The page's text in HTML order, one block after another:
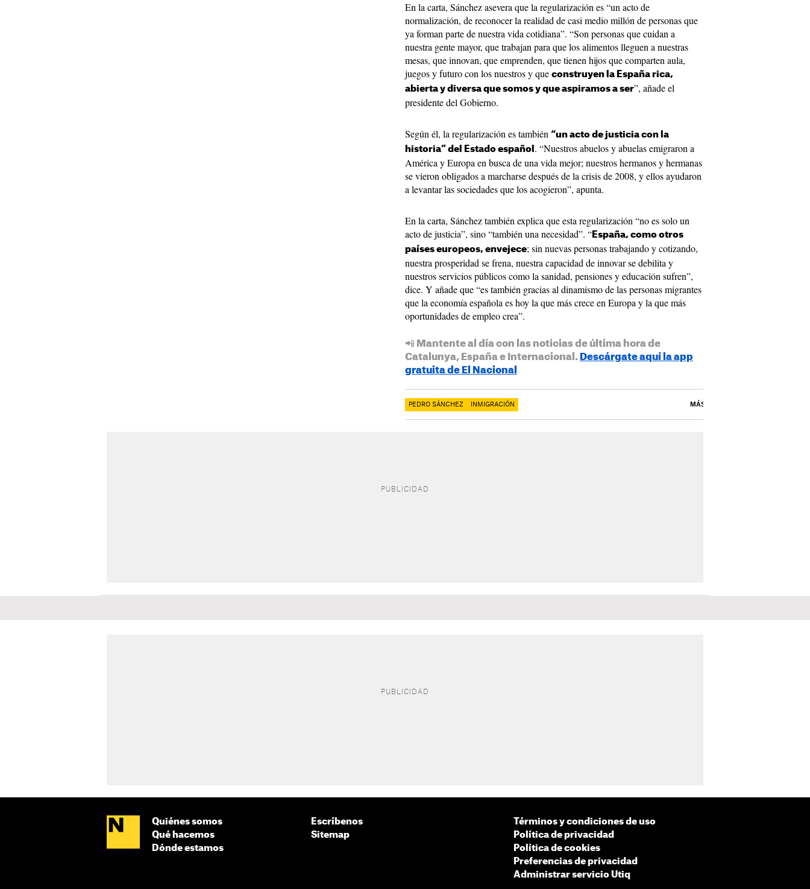
En la carta, Sánchez asevera que la regularización es “un acto de
normalización, de reconocer la realidad de casi medio millón de personas que
ya forman parte de nuestra vida cotidiana”. “Son personas que cuidan a
nuestra gente mayor, que trabajan para que los alimentos lleguen a nuestras
mesas, que innovan, que emprenden, que tienen hijos que comparten aula,
juegos y futuro con los nuestros y que construyen la España rica,
abierta y diversa que somos y que aspiramos a ser”, añade el
presidente del Gobierno.
Según él, la regularización es también “un acto de justicia con la
historia” del Estado español . “Nuestros abuelos y abuelas emigraron a
América y Europa en busca de una vida mejor; nuestros hermanos y hermanas
se vieron obligados a marcharse después de la crisis de 2008, y ellos ayudaron
a levantar las sociedades que los acogieron”, apunta.
En la carta, Sánchez también explica que esta regularización “no es solo un
acto de justicia”, sino “también una necesidad”. “ España, como otros
países europeos, envejece; sin nuevas personas trabajando y cotizando,
nuestra prosperidad se frena, nuestra capacidad de innovar se debilita y
nuestros servicios públicos como la sanidad, pensiones y educación sufren”,
dice. Y añade que “es también gracias al dinamismo de las personas migrantes
que la economía española es hoy la que más crece en Europa y la que más
oportunidades de empleo crea”.
📲 Mantente al día con las noticias de última hora de
Catalunya, España e Internacional. Descárgate aquí la app
gratuita de El Nacional
PEDRO SÁNCHEZ INMIGRACIÓN MÁS
Quiénes somos
Qué hacemos
Dónde estamos
Escríbenos
Sitemap
Términos y condiciones de uso
Política de privacidad
Política de cookies
Preferencias de privacidad
Administrar servicio Utiq